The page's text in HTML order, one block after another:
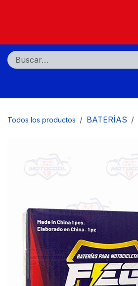
Todos los productos BATERÍAS